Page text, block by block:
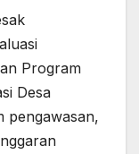
Program
Desa
pengawasan,